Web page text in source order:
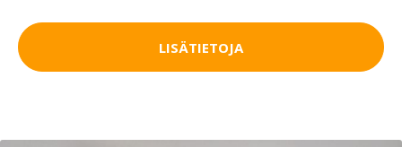
LISÄTIETOJA